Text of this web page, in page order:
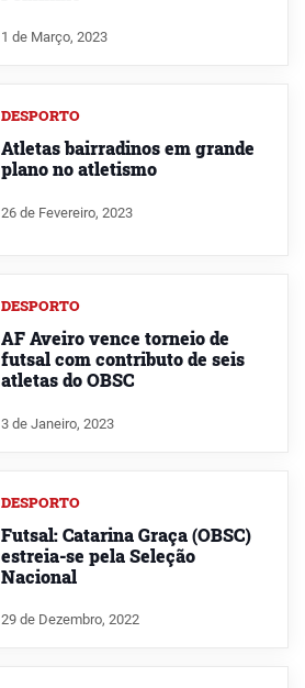
1 de Março, 2023
DESPORTO
Atletas bairradinos em grande
plano no atletismo
26 de Fevereiro, 2023
DESPORTO
AF Aveiro vence torneio de
futsal com contributo de seis
atletas do OBSC
3 de Janeiro, 2023
DESPORTO
Futsal: Catarina Graça (OBSC)
estreia-se pela Seleção
Nacional
29 de Dezembro, 2022